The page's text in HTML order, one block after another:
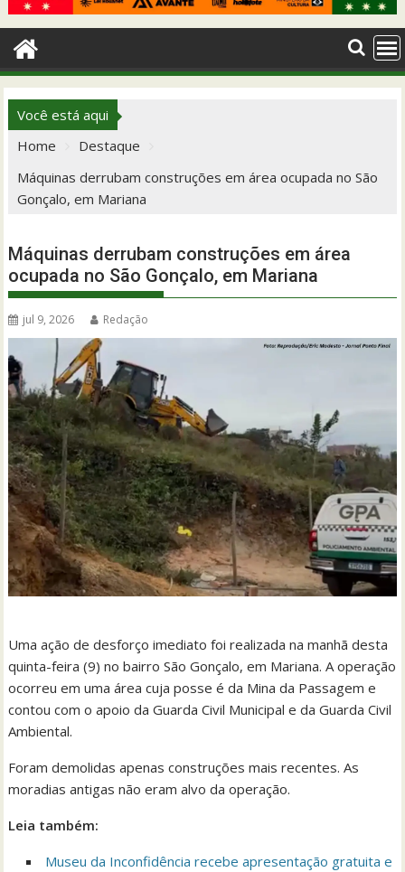
Você está aqui
Home
Destaque
Máquinas derrubam construções em área ocupada no São
Gonçalo, em Mariana
Máquinas derrubam construções em área
ocupada no São Gonçalo, em Mariana
jul 9, 2026 Redação
Uma ação de desforço imediato foi realizada na manhã desta
quinta-feira (9) no bairro São Gonçalo, em Mariana. A operação
ocorreu em uma área cuja posse é da Mina da Passagem e
contou com o apoio da Guarda Civil Municipal e da Guarda Civil
Ambiental.
Foram demolidas apenas construções mais recentes. As
moradias antigas não eram alvo da operação.
Leia também:
Museu da Inconfidência recebe apresentação gratuita e